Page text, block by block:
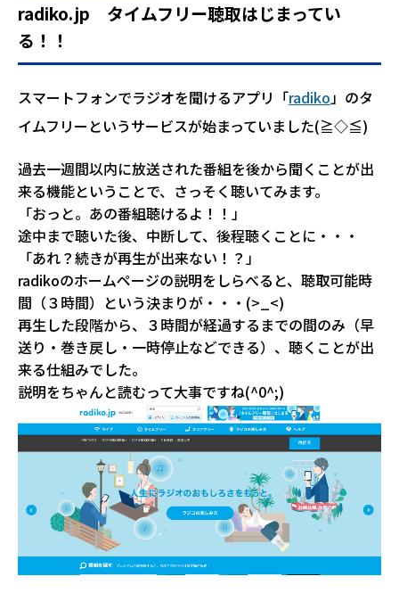
radiko.jp タイムフリー聴取はじまってい
る！！
スマートフォンでラジオを聞けるアプリ「radiko」のタ
イムフリーというサービスが始まっていました(≧◇≦)
過去一週間以内に放送された番組を後から聞くことが出
来る機能ということで、さっそく聴いてみます。
「おっと。あの番組聴けるよ！！」
途中まで聴いた後、中断して、後程聴くことに・・・
「あれ？続きが再生が出来ない！？」
radikoのホームページの説明をしらべると、聴取可能時
間（３時間）という決まりが・・・(>_<)
再生した段階から、３時間が経過するまでの間のみ（早
送り・巻き戻し・一時停止などできる）、聴くことが出
来る仕組みでした。
説明をちゃんと読むって大事ですね(^0^;)